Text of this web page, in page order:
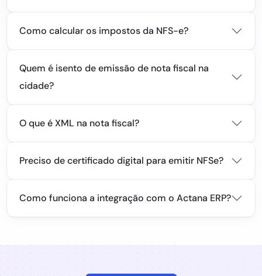
Como calcular os impostos da NFS-e?
Quem é isento de emissão de nota fiscal na
cidade?
O que é XML na nota fiscal?
Preciso de certificado digital para emitir NFSe?
Como funciona a integração com o Actana ERP?